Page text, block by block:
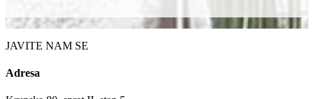
JAVITE NAM SE
Adresa